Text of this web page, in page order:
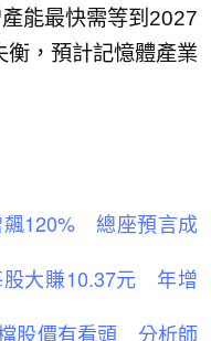
能最快需等到2027
，預計記憶體產業
飆120% 總座預言成
股大賺10.37元 年增
股價有看頭 分析師